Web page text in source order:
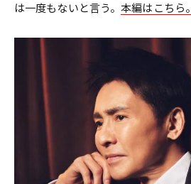
は一度もないと言う。本編はこちら。